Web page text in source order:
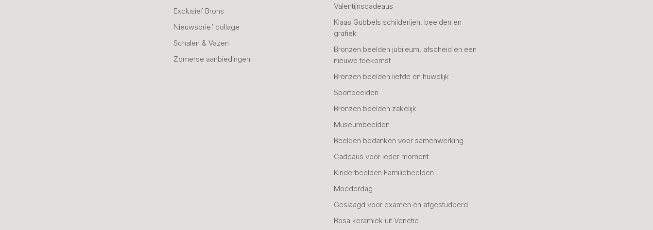
Exclusief Brons
Nieuwsbrief collage
Schalen & Vazen
Zomerse aanbiedingen
Valentijnscadeaus
Klaas Gubbels schilderijen, beelden en
grafiek
Bronzen beelden jubileum, afscheid en een
nieuwe toekomst
Bronzen beelden liefde en huwelijk
Sportbeelden
Bronzen beelden zakelijk
Museumbeelden
Beelden bedanken voor samenwerking
Cadeaus voor ieder moment
Kinderbeelden Familiebeelden
Moederdag
Geslaagd voor examen en afgestudeerd
Bosa keramiek uit Venetië